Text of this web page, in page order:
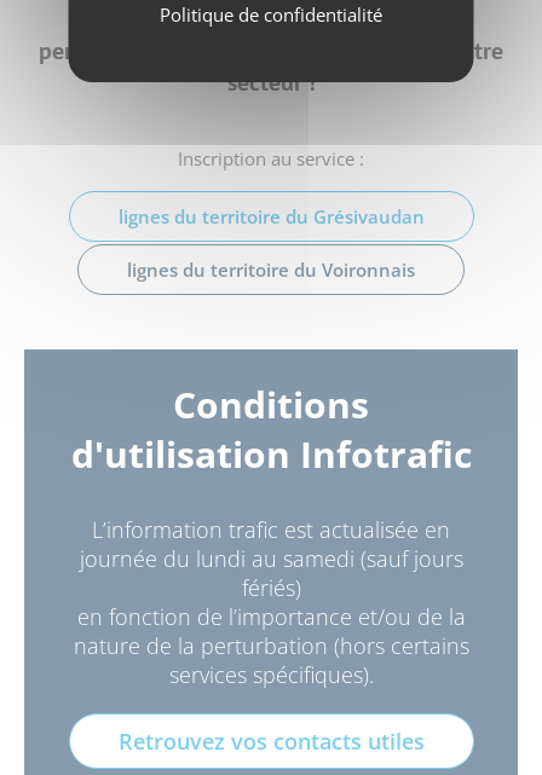
Soyez alertés rapidement en cas de
perturbation
sur la ligne circulant dans votre
secteur !
Inscription au service :
lignes du territoire du Grésivaudan
lignes du territoire du Voironnais
Conditions
d'utilisation Infotrafic
L’information trafic est actualisée en
journée du lundi au samedi (sauf jours
fériés)
en fonction de l’importance et/ou de la
nature de la perturbation (hors certains
services spécifiques).
Retrouvez vos contacts utiles
Politique de confidentialité